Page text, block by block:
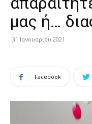
μας ή…
31 Ιανουαρίου 2021
Facebook